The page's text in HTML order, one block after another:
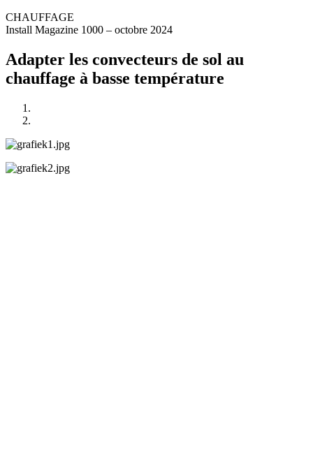
CHAUFFAGE
Install Magazine 1000 – octobre 2024
Adapter les convecteurs de sol au
chauffage à basse température